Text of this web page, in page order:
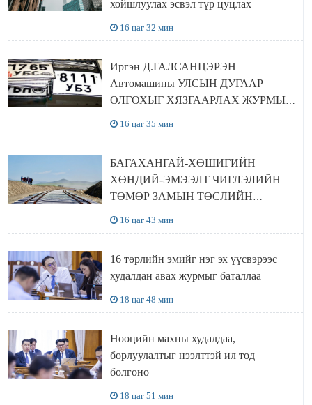
хойшлуулах эсвэл түр цуцлах
16 цаг 32 мин
Иргэн Д.ГАЛСАНЦЭРЭН
Автомашины УЛСЫН ДУГААР
ОЛГОХЫГ ХЯЗГААРЛАХ ЖУРМЫГ
16 цаг 35 мин
БАГАХАНГАЙ-ХӨШИГИЙН
ХӨНДИЙ-ЭМЭЭЛТ ЧИГЛЭЛИЙН
ТӨМӨР ЗАМЫН ТӨСЛИЙН
16 цаг 43 мин
16 төрлийн эмийг нэг эх үүсвэрээс
худалдан авах журмыг баталлаа
18 цаг 48 мин
Нөөцийн махны худалдаа,
борлуулалтыг нээлттэй ил тод
болгоно
18 цаг 51 мин